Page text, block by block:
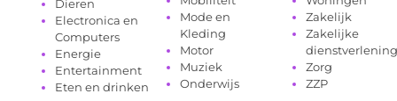
Dieren
Electronica en
Computers
Energie
Entertainment
Eten en drinken
Mode en
Kleding
Motor
Muziek
Onderwijs
Zakelijk
Zakelijke
dienstverlening
Zorg
ZZP